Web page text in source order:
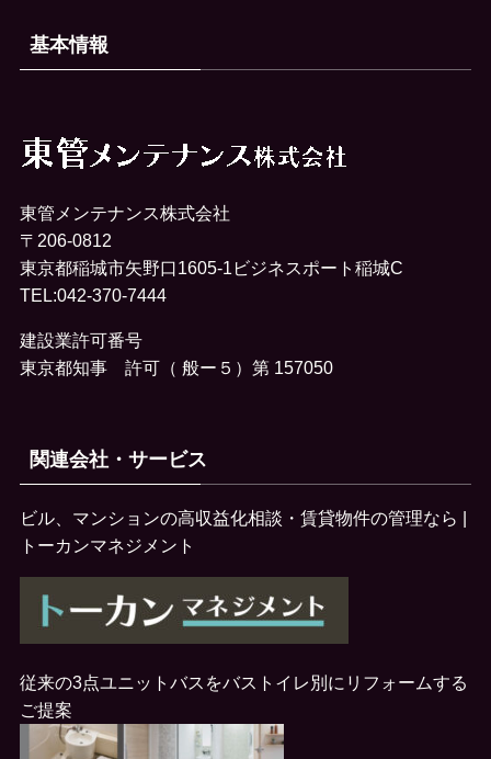
基本情報
東管メンテナンス株式会社
〒206-0812
東京都稲城市矢野口1605-1ビジネスポート稲城C
TEL:042-370-7444
建設業許可番号
東京都知事 許可（ 般ー５）第 157050
関連会社・サービス
ビル、マンションの高収益化相談・賃貸物件の管理なら |
トーカンマネジメント
従来の3点ユニットバスをバストイレ別にリフォームする
ご提案